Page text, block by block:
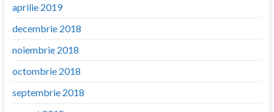
aprilie 2019
decembrie 2018
noiembrie 2018
octombrie 2018
septembrie 2018